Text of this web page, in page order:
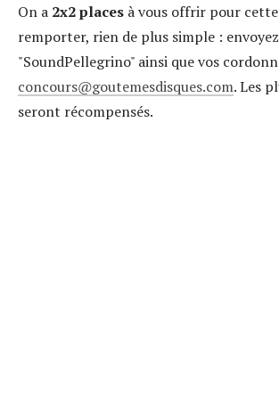
On a 2x2 places à vous offrir pour
remporter, rien de plus simple : envoyez
"SoundPellegrino" ainsi que vos
concours
goutemesdisques.com. Les
seront récompensés.